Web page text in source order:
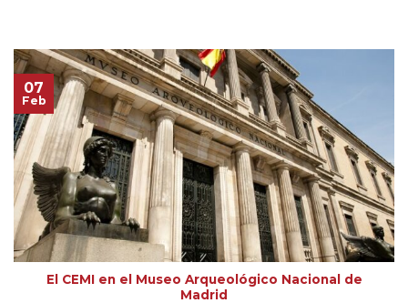
El CEMI en el Museo Arqueológico Nacional de
Madrid
07
Feb